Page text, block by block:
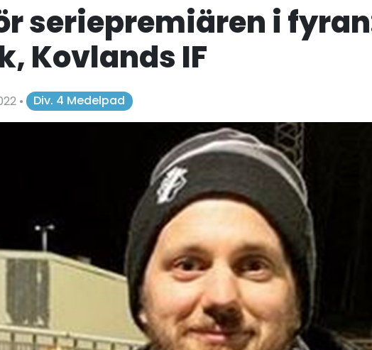
seriepremiären i
Kovlands IF
• Div. 4 Medelpad